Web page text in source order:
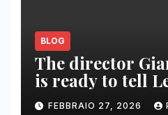
BLOG
The director
is ready to tell
FEBBRAIO 27, 2026